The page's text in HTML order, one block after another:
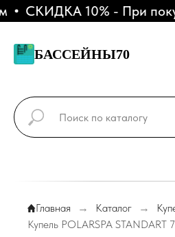
СКИДКА 10% - При
БАССЕЙНЫ70
Главная → Каталог →
Купель POLARSPA STANDART